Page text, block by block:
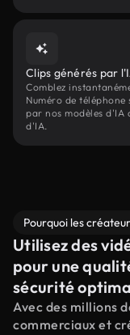
Clips générés par
Comblez
Numéro de
par nos modèles d'IA
d'IA.
Pourquoi les
Utilisez des
pour une
sécurité
Avec des millions
commerciaux et